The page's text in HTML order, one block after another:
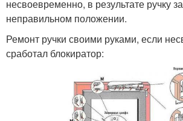
несвоевременно, в результате ручку
неправильном положении.
Ремонт ручки своими руками, если
сработал блокиратор: